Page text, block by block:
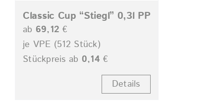
Classic Cup “Stiegl” 0,3l PP
ab 69,12 €
je VPE (512 Stück)
Stückpreis ab 0,14 €
Details